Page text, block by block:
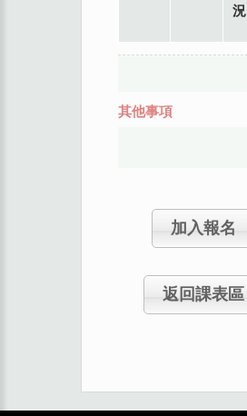
況
其他事項
加入報名
返回課表區